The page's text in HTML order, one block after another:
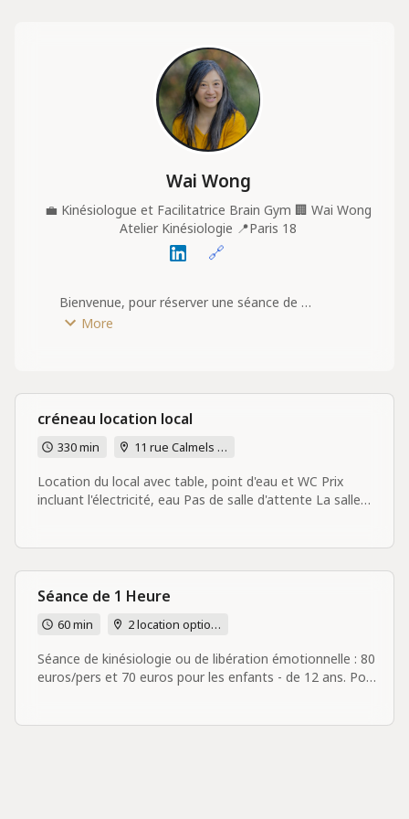
Wai Wong
💼 Kinésiologue et Facilitatrice Brain Gym 🏢 Wai Wong
Atelier Kinésiologie 📍Paris 18
🔗
Bienvenue, pour réserver une séance de
kinésiologie, c'est ici :-)
More
créneau location local
330 min 11 rue Calmels 75018 Paris
Location du local avec table, point d'eau et WC Prix
incluant l'électricité, eau Pas de salle d'attente La salle
Séance de 1 Heure
60 min 2 location options
Séance de kinésiologie ou de libération émotionnelle : 80
euros/pers et 70 euros pour les enfants - de 12 ans. Pour
confirmée, cliquez sur le lien https://waiwong-